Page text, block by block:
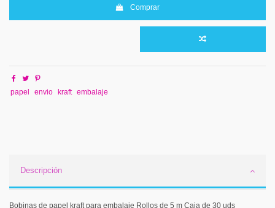
Comprar
papel envio kraft embalaje
Descripción
Bobinas de papel kraft para embalaje Rollos de 5 m Caja de 30 uds